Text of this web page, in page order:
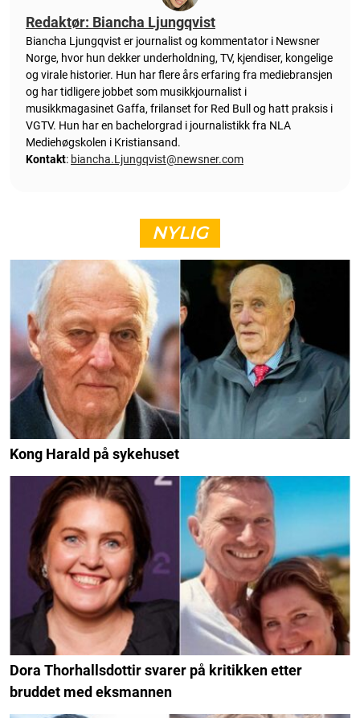
Redaktør: Biancha Ljungqvist
Biancha Ljungqvist er journalist og kommentator i Newsner
Norge, hvor hun dekker underholdning, TV, kjendiser, kongelige
og virale historier. Hun har flere års erfaring fra mediebransjen
og har tidligere jobbet som musikkjournalist i
musikkmagasinet Gaffa, frilanset for Red Bull og hatt praksis i
VGTV. Hun har en bachelorgrad i journalistikk fra NLA
Mediehøgskolen i Kristiansand.
Kontakt: biancha.Ljungqvist@newsner.com
NYLIG
Kong Harald på sykehuset
Dora Thorhallsdottir svarer på kritikken etter
bruddet med eksmannen